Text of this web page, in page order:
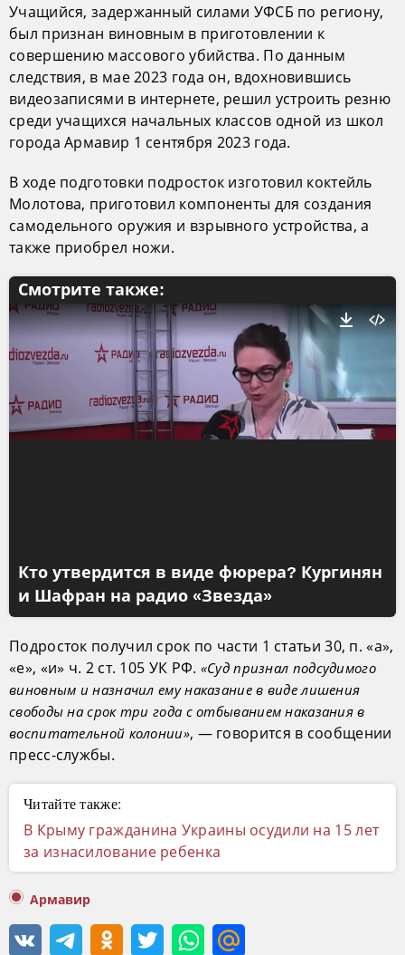
Учащийся, задержанный силами УФСБ по региону,
был признан виновным в приготовлении к
совершению массового убийства. По данным
следствия, в мае 2023 года он, вдохновившись
видеозаписями в интернете, решил устроить резню
среди учащихся начальных классов одной из школ
города Армавир 1 сентября 2023 года.
В ходе подготовки подросток изготовил коктейль
Молотова, приготовил компоненты для создания
самодельного оружия и взрывного устройства, а
также приобрел ножи.
Смотрите также:
Кто утвердится в виде фюрера? Кургинян
и Шафран на радио «Звезда»
Подросток получил срок по части 1 статьи 30, п. «а»,
«е», «и» ч. 2 ст. 105 УК РФ. «Суд признал подсудимого
виновным и назначил ему наказание в виде лишения
свободы на срок три года с отбыванием наказания в
воспитательной колонии», — говорится в сообщении
пресс-службы.
Читайте также:
В Крыму гражданина Украины осудили на 15 лет
за изнасилование ребенка
Армавир